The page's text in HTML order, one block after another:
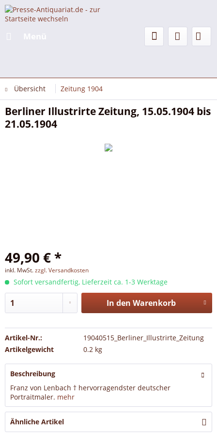
Übersicht Zeitung 1904
Berliner Illustrirte Zeitung, 15.05.1904 bis
21.05.1904
49,90 € *
inkl. MwSt.zzgl. Versandkosten
Sofort versandfertig, Lieferzeit ca. 1-3 Werktage
In den Warenkorb
Artikel-Nr.:
19040515_Berliner_Illustrirte_Zeitung
Artikelgewicht
0.2 kg
Beschreibung
Franz von Lenbach † hervorragendster deutscher
Portraitmaler. mehr
Ähnliche Artikel